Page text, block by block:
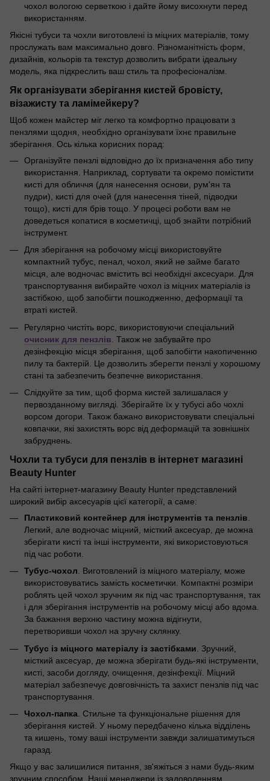
чохол вологою серветкою і дайте йому висохнути перед
використанням.
Якісні тубуси та чохли виготовлені із міцних матеріалів, тому
прослужать вам максимально довго. Різноманітність форм,
дизайнів, кольорів та текстур дозволить вибрати ідеальну
модель, яка підкреслить ваш стиль та професіоналізм.
Як організувати зберігання кистей бровісту,
візажисту та ламімейкеру?
Щоб кожен майстер міг легко та комфортно працювати з
пензлями щодня, необхідно організувати їхнє правильне
зберігання. Ось кілька корисних порад:
Організуйте пензлі відповідно до їх призначення або типу
використання. Наприклад, сортувати та окремо помістити
кисті для обличчя (для нанесення основи, рум'ян та
пудри), кисті для очей (для нанесення тіней, підводки
тощо), кисті для брів тощо. У процесі роботи вам не
доведеться копатися в косметичці, щоб знайти потрібний
інструмент.
Для зберігання на робочому місці використовуйте
компактний тубус, пенал, чохол, який не займе багато
місця, але водночас вмістить всі необхідні аксесуари. Для
транспортування вибирайте чохол із міцних матеріалів із
застібкою, щоб запобігти пошкодженню, деформації та
втраті кистей.
Регулярно чистіть ворс, використовуючи спеціальний
очисник для пензлів . Також не забувайте про
дезінфекцію місця зберігання, щоб запобігти накопиченню
пилу та бактерій. Це дозволить зберегти пензлі у хорошому
стані та забезпечить безпечне використання.
Слідкуйте за тим, щоб форма кистей залишалася у
первозданному вигляді. Зберігайте їх у тубусі або чохлі
ворсом догори. Також бажано використовувати спеціальні
ковпачки, які захистять ворс від деформацій та зовнішніх
забруднень.
Чохли та тубуси для пензлів в інтернет магазині
Beauty Hunter
На сайті інтернет-магазину Beauty Hunter представлений
широкий вибір аксесуарів цієї категорії, а саме:
Пластиковий контейнер для інструментів та пензлів
Легкий, але водночас міцний, місткий аксесуар, де можна
зберігати кисті та інші інструменти, які використовуються
під час роботи.
Тубус-чохол . Виготовлений із міцного матеріалу, може
використовуватись замість косметички. Компактні розміри
роблять цей чохол зручним як під час транспортування, так
і для зберігання інструментів на робочому місці або вдома.
За бажання верхню частину можна відігнути,
перетворивши чохол на зручну склянку.
Тубус із міцного матеріалу із застібками . Зручний,
місткий аксесуар, де можна зберігати будь-які інструменти,
кисті, засоби догляду, очищення, дезінфекції. Міцний
матеріал забезпечує довговічність та захист пензлів під час
транспортування.
Чохол-папка . Стильне та функціональне рішення для
зберігання кистей. У ньому передбачено кілька відділень
та кишень, тому ваші інструменти завжди залишатимуться
гаразд.
Якщо у вас залишилися питання, зв'яжіться з нами будь-яким
зручним способом. Наші менеджери із задоволенням